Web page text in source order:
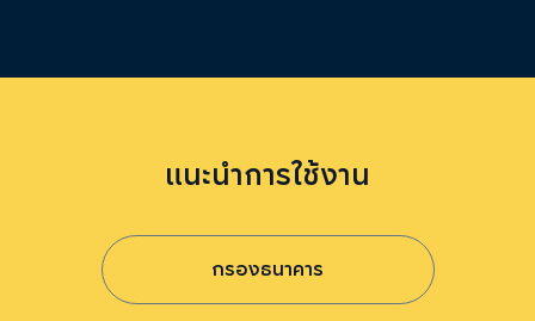
แนะนำการใช้งาน
กรองธนาคาร